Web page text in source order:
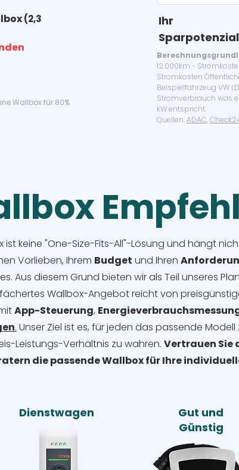
(2,3
Wallbox für 80%
Ihr
12.000km -
Stromkosten
Beispielfahrzeug VW
Stromverbrauch was
kW entspricht.
Quellen:ADAC,
ist keine "One-Size-Fits-All"-Lösung und hängt
Vorlieben, Ihrem Budget und Ihren
Aus diesem Grund bieten wir als Teil unseres
Wallbox-Angebot reicht von
App-Steuerung,
. Unser Ziel ist es, für jeden das passende
Leistungs-Verhältnis zu wahren. Vertrauen Sie
die passende Wallbox für Ihre
Dienstwagen
Gut und
Günstig